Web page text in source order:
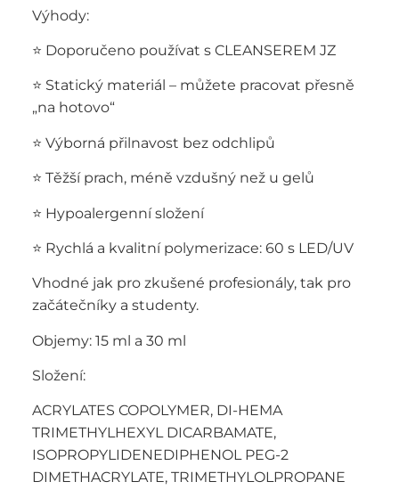
Výhody:
⭐ Doporučeno používat s CLEANSEREM JZ
⭐ Statický materiál – můžete pracovat přesně
„na hotovo“
⭐ Výborná přilnavost bez odchlipů
⭐ Těžší prach, méně vzdušný než u gelů
⭐ Hypoalergenní složení
⭐ Rychlá a kvalitní polymerizace: 60 s LED/UV
Vhodné jak pro zkušené profesionály, tak pro
začátečníky a studenty.
Objemy: 15 ml a 30 ml
Složení:
ACRYLATES COPOLYMER, DI-HEMA
TRIMETHYLHEXYL DICARBAMATE,
ISOPROPYLIDENEDIPHENOL PEG-2
DIMETHACRYLATE, TRIMETHYLOLPROPANE